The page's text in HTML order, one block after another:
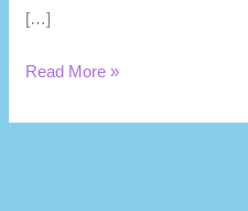
[…]
Read More »